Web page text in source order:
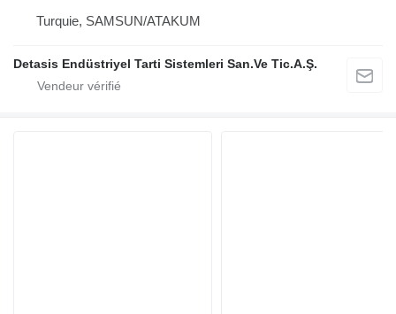
Turquie, SAMSUN/ATAKUM
Detasis Endüstriyel Tarti Sistemleri San.Ve Tic.A.Ş.